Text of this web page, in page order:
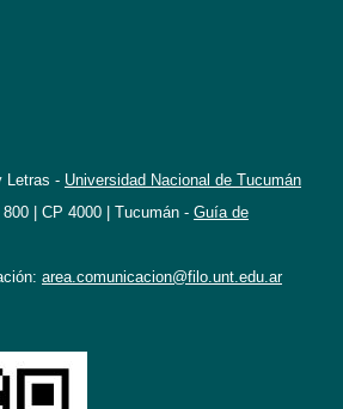
Letras - Universidad Nacional de Tucumán
| CP 4000 | Tucumán - Guía de
area.comunicacion@filo.unt.edu.ar